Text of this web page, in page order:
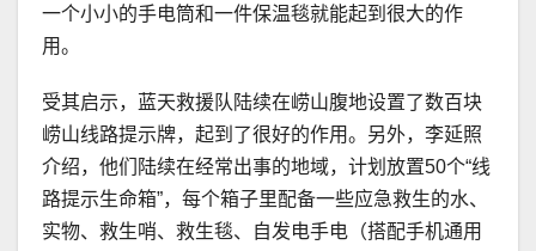
一个小小的手电筒和一件保温毯就能起到很大的作
用。
受其启示，蓝天救援队陆续在崂山腹地设置了数百块
崂山线路提示牌，起到了很好的作用。另外，李延照
介绍，他们陆续在经常出事的地域，计划放置50个“线
路提示生命箱”，每个箱子里配备一些应急救生的水、
实物、救生哨、救生毯、自发电手电（搭配手机通用